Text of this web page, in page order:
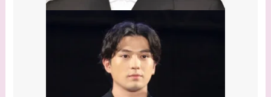
【画像】早乙女友貴と
島袋寛子の離婚理由は
なに？2人は現在何し
てる？
【画像】松田賢二と辺